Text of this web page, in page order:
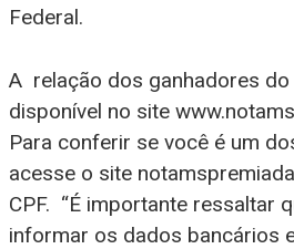
Federal.
A relação dos ganhadores
disponível no site
Para conferir se você é um
acesse o site
CPF. “É importante ressaltar
informar os dados bancários